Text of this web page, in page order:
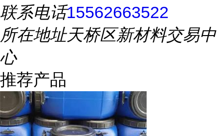
联系电话15562663522
所在地址天桥区新材料交易中
心
推荐产品